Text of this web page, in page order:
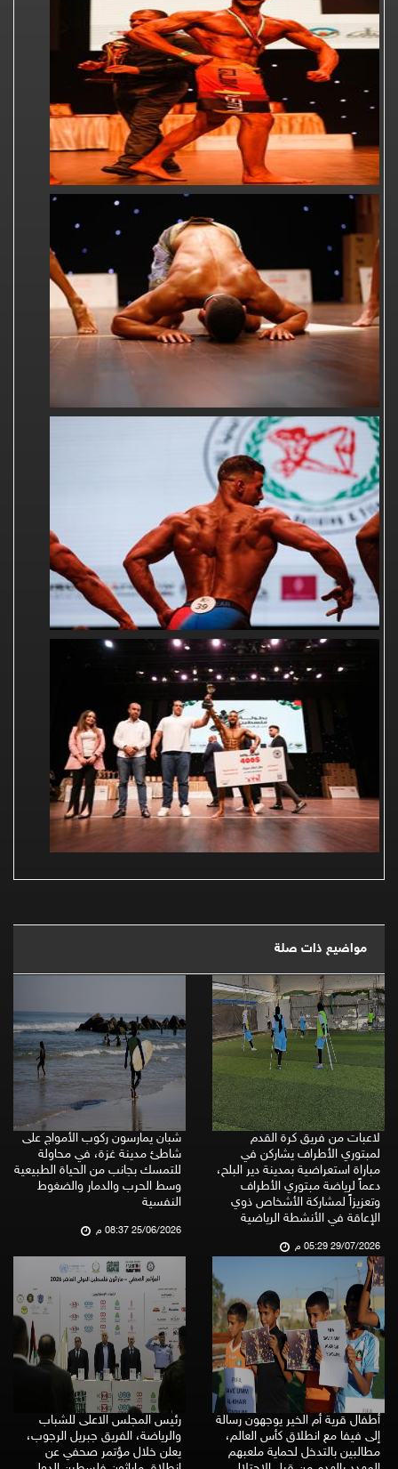
مواضيع ذات صلة
لاعبات من فريق كرة القدم
لمبتوري الأطراف يشاركن في
مباراة استعراضية بمدينة دير البلح،
دعماً لرياضة مبتوري الأطراف
وتعزيزاً لمشاركة الأشخاص ذوي
الإعاقة في الأنشطة الرياضية
29/07/2026 05:29 م
شبان يمارسون ركوب الأمواج على
شاطئ مدينة غزة، في محاولة
للتمسك بجانب من الحياة الطبيعية
وسط الحرب والدمار والضغوط
النفسية
25/06/2026 08:37 م
أطفال قرية أم الخير يوجهون رسالة
إلى فيفا مع انطلاق كأس العالم،
مطالبين بالتدخل لحماية ملعبهم
رئيس المجلس الاعلى للشباب
والرياضة، الفريق جبريل الرجوب،
يعلن خلال مؤتمر صحفي عن